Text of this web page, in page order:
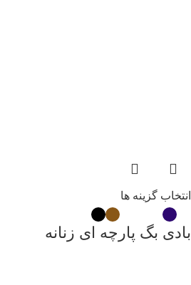
انتخاب گزینه ها
بادی بگ پارچه ای زنانه